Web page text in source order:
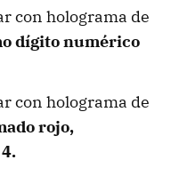
con holograma de
dígito numérico
con holograma de
rojo,